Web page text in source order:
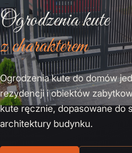
Ogrodzenia kute
z charakterem
Ogrodzenia kute do domów
rezydencji i obiektów
kute ręcznie, dopasowane do
architektury budynku.